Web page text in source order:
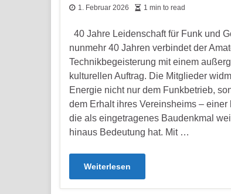
1. Februar 2026 1 min to read
40 Jahre Leidenschaft für Funk und
nunmehr 40 Jahren verbindet der
Technikbegeisterung mit einem
kulturellen Auftrag. Die Mitglieder
Energie nicht nur dem Funkbetrieb,
dem Erhalt ihres Vereinsheims – einer
die als eingetragenes Baudenkmal
hinaus Bedeutung hat. Mit …
Weiterlesen